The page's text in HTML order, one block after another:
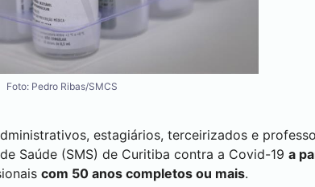
Foto: Pedro Ribas/SMCS
estagiários, terceirizados e
Saúde (SMS) de Curitiba contra a Covid-19 a
com 50 anos completos ou mais.